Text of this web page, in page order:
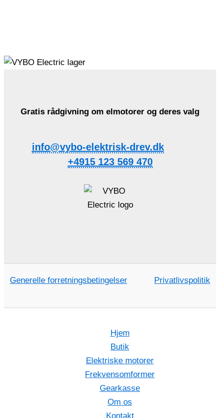
Gratis rådgivning om elmotorer og deres valg
info@vybo-elektrisk-drev.dk
+4915 123 569 470
Generelle forretningsbetingelser Privatlivspolitik
Hjem
Butik
Elektriske motorer
Frekvensomformer
Gearkasse
Om os
Kontakt